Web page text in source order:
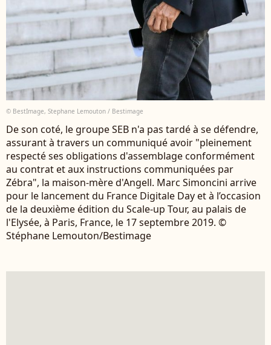
© BestImage, Stephane Lemouton / Bestimage
De son coté, le groupe SEB n'a pas tardé à se défendre,
assurant à travers un communiqué avoir "pleinement
respecté ses obligations d'assemblage conformément
au contrat et aux instructions communiquées par
Zébra", la maison-mère d'Angell. Marc Simoncini arrive
pour le lancement du France Digitale Day et à l’occasion
de la deuxième édition du Scale-up Tour, au palais de
l'Elysée, à Paris, France, le 17 septembre 2019. ©
Stéphane Lemouton/Bestimage